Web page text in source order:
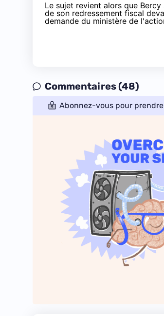
Le sujet revient alors que
de son redressement fiscal
demande du ministère de
Commentaires (48)
Abonnez-vous pour